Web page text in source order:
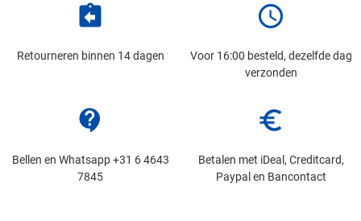
assignment_return
Retourneren binnen 14 dagen
schedule
Voor 16:00 besteld, dezelfde dag
verzonden
contact_support
Bellen en Whatsapp +31 6 4643
7845
euro_symbol
Betalen met iDeal, Creditcard,
Paypal en Bancontact